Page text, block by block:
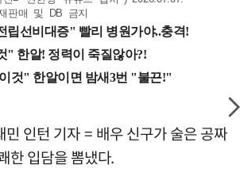
판매 및 DB 금지
민 인턴 기자 = 배우 신구가 술은 공짜
한 입담을 뽐냈다.